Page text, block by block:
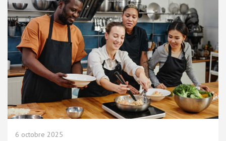
6 octobre 2025